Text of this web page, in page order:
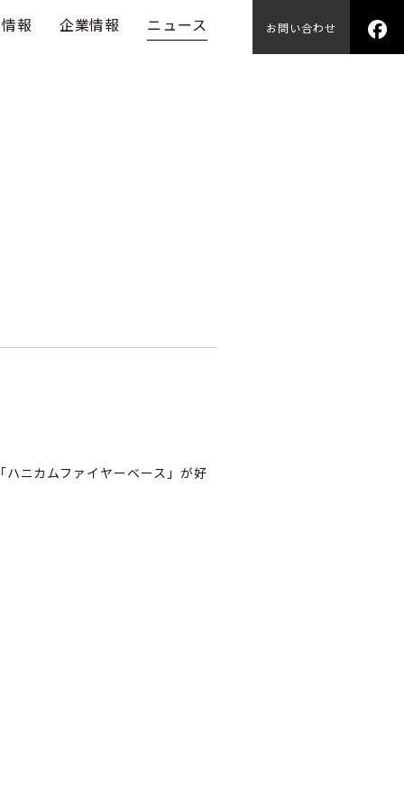
報 企業情報 ニュース お問い合わせ
ニカムファイヤーベース」が好